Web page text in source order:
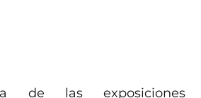
de las exposiciones